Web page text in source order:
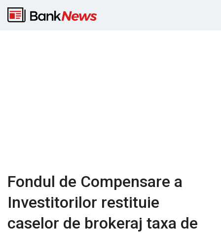
Fondul de Compensare a
Investitorilor restituie
caselor de brokeraj taxa de